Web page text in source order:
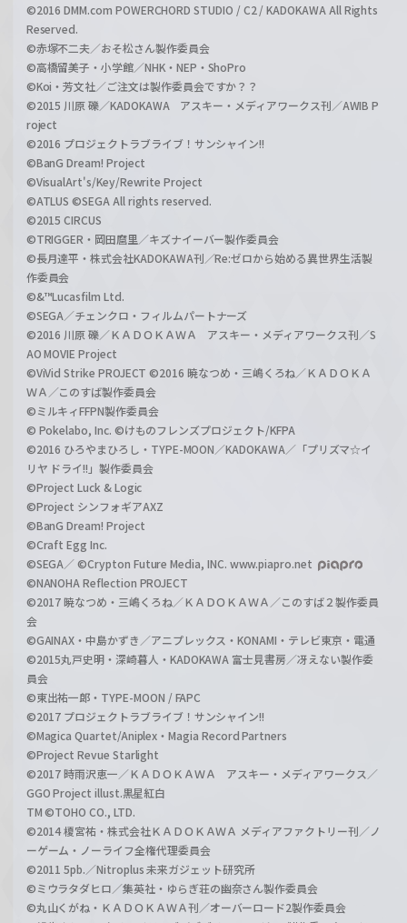
©2016 DMM.com POWERCHORD STUDIO / C2 / KADOKAWA All Rights
Reserved.
©赤塚不二夫／おそ松さん製作委員会
©高橋留美子・小学館／NHK・NEP・ShoPro
©Koi・芳文社／ご注文は製作委員会ですか？？
©2015 川原 礫／KADOKAWA アスキー・メディアワークス刊／AWIB P
roject
©2016 プロジェクトラブライブ！サンシャイン!!
©BanG Dream! Project
©VisualArt's/Key/Rewrite Project
©ATLUS ©SEGA All rights reserved.
©2015 CIRCUS
©TRIGGER・岡田麿里／キズナイーバー製作委員会
©長月達平・株式会社KADOKAWA刊／Re:ゼロから始める異世界生活製
作委員会
©&™Lucasfilm Ltd.
©SEGA／チェンクロ・フィルムパートナーズ
©2016 川原 礫／ＫＡＤＯＫＡＷＡ アスキー・メディアワークス刊／S
AO MOVIE Project
©ViVid Strike PROJECT ©2016 暁なつめ・三嶋くろね／ＫＡＤＯＫＡ
ＷＡ／このすば製作委員会
©ミルキィFFPN製作委員会
© Pokelabo, Inc. ©けものフレンズプロジェクト/KFPA
©2016 ひろやまひろし・TYPE-MOON／KADOKAWA／「プリズマ☆イ
リヤ ドライ!!」製作委員会
©Project Luck & Logic
©Project シンフォギアAXZ
©BanG Dream! Project
©Craft Egg Inc.
©SEGA／ ©Crypton Future Media, INC. www.piapro.net
©NANOHA Reflection PROJECT
©2017 暁なつめ・三嶋くろね／ＫＡＤＯＫＡＷＡ／このすば２製作委員
会
©GAINAX・中島かずき／アニプレックス・KONAMI・テレビ東京・電通
©2015丸戸史明・深崎暮人・KADOKAWA 富士見書房／冴えない製作委
員会
©東出祐一郎・TYPE-MOON / FAPC
©2017 プロジェクトラブライブ！サンシャイン!!
©Magica Quartet/Aniplex・Magia Record Partners
©Project Revue Starlight
©2017 時雨沢恵一／ＫＡＤＯＫＡＷＡ アスキー・メディアワークス／
GGO Project illust.黒星紅白
TM ©TOHO CO., LTD.
©2014 榎宮祐・株式会社ＫＡＤＯＫＡＷＡ メディアファクトリー刊／ノ
ーゲーム・ノーライフ全権代理委員会
©2011 5pb.／Nitroplus 未来ガジェット研究所
©ミウラタダヒロ／集英社・ゆらぎ荘の幽奈さん製作委員会
©丸山くがね・ＫＡＤＯＫＡＷＡ刊／オーバーロード2製作委員会